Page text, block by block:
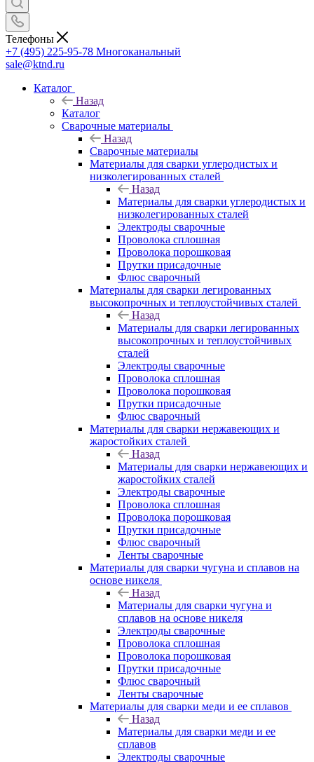
Телефоны
+7 (495) 225-95-78 Многоканальный
sale@ktnd.ru
Каталог
Назад
Каталог
Сварочные материалы
Назад
Сварочные материалы
Материалы для сварки углеродистых и
низколегированных сталей
Назад
Материалы для сварки углеродистых и
низколегированных сталей
Электроды сварочные
Проволока сплошная
Проволока порошковая
Прутки присадочные
Флюс сварочный
Материалы для сварки легированных
высокопрочных и теплоустойчивых сталей
Назад
Материалы для сварки легированных
высокопрочных и теплоустойчивых
сталей
Электроды сварочные
Проволока сплошная
Проволока порошковая
Прутки присадочные
Флюс сварочный
Материалы для сварки нержавеющих и
жаростойких сталей
Назад
Материалы для сварки нержавеющих и
жаростойких сталей
Электроды сварочные
Проволока сплошная
Проволока порошковая
Прутки присадочные
Флюс сварочный
Ленты сварочные
Материалы для сварки чугуна и сплавов на
основе никеля
Назад
Материалы для сварки чугуна и
сплавов на основе никеля
Электроды сварочные
Проволока сплошная
Проволока порошковая
Прутки присадочные
Флюс сварочный
Ленты сварочные
Материалы для сварки меди и ее сплавов
Назад
Материалы для сварки меди и ее
сплавов
Электроды сварочные